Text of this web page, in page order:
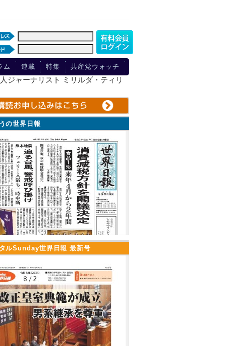
ム 連載 特集 共産党ウォッチ
ジャーナリスト ミリルダ・ティリ
の世界日報
ルSunday世界日報 最新号